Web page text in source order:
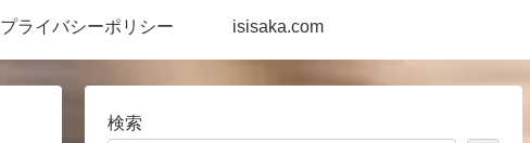
プライバシーポリシー isisaka.com
検索